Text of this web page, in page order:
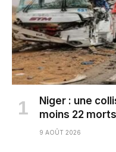
Niger : une
moins 22
9 AOÛT 2026